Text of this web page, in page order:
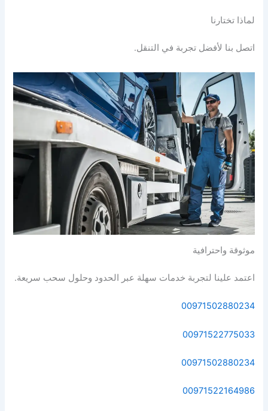
لماذا تختارنا
اتصل بنا لأفضل تجربة في التنقل.
موثوقة واحترافية
اعتمد علينا لتجربة خدمات سهلة عبر الحدود وحلول سحب سريعة.
00971502880234
00971522775033
00971502880234
00971522164986